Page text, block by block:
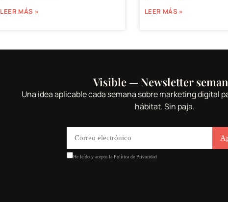
LEER MÁS » LEER MÁS »
Visible — Newsletter
Una idea aplicable cada semana sobre marketing digital
hábitat. Sin paja.